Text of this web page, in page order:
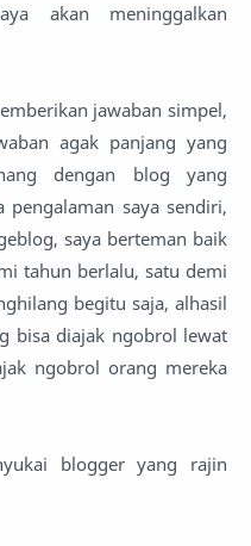
akan meninggalkan
jawaban simpel,
agak panjang yang
dengan blog yang
pengalaman saya sendiri,
saya berteman baik
tahun berlalu, satu demi
begitu saja, alhasil
bisa diajak ngobrol lewat
ngobrol orang mereka
blogger yang rajin